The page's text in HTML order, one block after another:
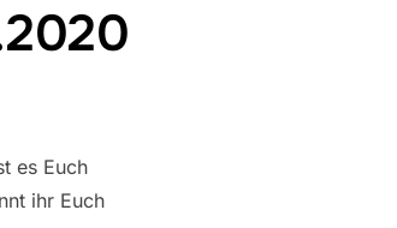
es Euch
ihr Euch